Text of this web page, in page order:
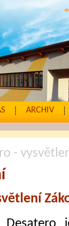
ARCHIV
-